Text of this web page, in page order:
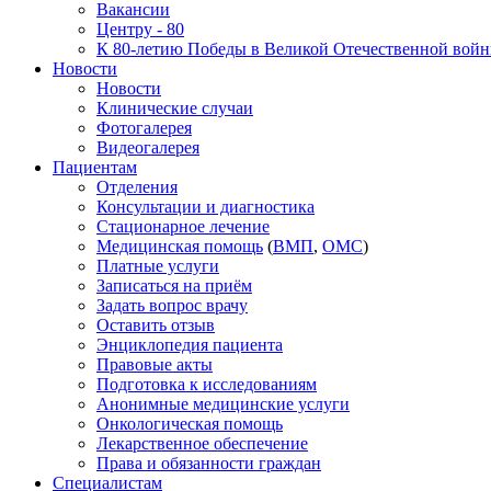
Вакансии
Центру - 80
К 80-летию Победы в Великой Отечественной
Новости
Новости
Клинические случаи
Фотогалерея
Видеогалерея
Пациентам
Отделения
Консультации и диагностика
Стационарное лечение
Медицинская помощь (ВМП, ОМС)
Платные услуги
Записаться на приём
Задать вопрос врачу
Оставить отзыв
Энциклопедия пациента
Правовые акты
Подготовка к исследованиям
Анонимные медицинские услуги
Онкологическая помощь
Лекарственное обеспечение
Права и обязанности граждан
Специалистам